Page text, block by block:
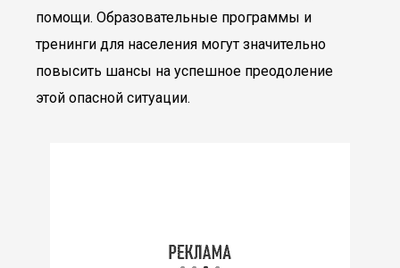
помощи. Образовательные программы и
тренинги для населения могут значительно
повысить шансы на успешное преодоление
этой опасной ситуации.